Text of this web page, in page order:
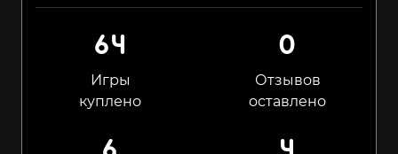
64
Игры
куплено
0
Отзывов
оставлено